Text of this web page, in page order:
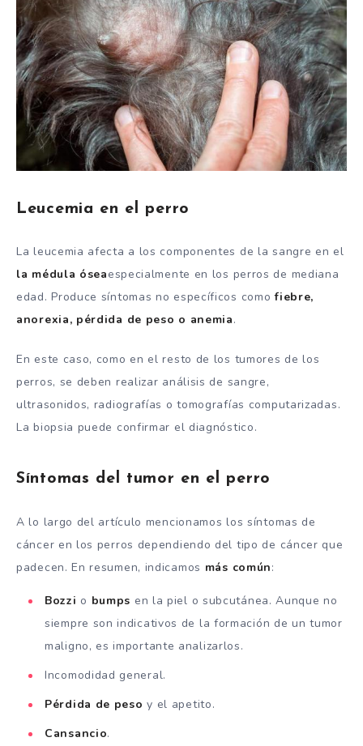
Leucemia en el perro
La leucemia afecta a los componentes de la sangre en el
la médula óseaespecialmente en los perros de mediana
edad. Produce síntomas no específicos comofiebre,
anorexia, pérdida de peso o anemia.
En este caso, como en el resto de los tumores de los
perros, se deben realizar análisis de sangre,
ultrasonidos, radiografías o tomografías computarizadas.
La biopsia puede confirmar el diagnóstico.
Síntomas del tumor en el perro
A lo largo del artículo mencionamos los síntomas de
cáncer en los perros dependiendo del tipo de cáncer que
padecen. En resumen, indicamos más común:
Bozzi o bumps en la piel o subcutánea. Aunque no
siempre son indicativos de la formación de un tumor
maligno, es importante analizarlos.
Incomodidad general.
Pérdida de peso y el apetito.
Cansancio.